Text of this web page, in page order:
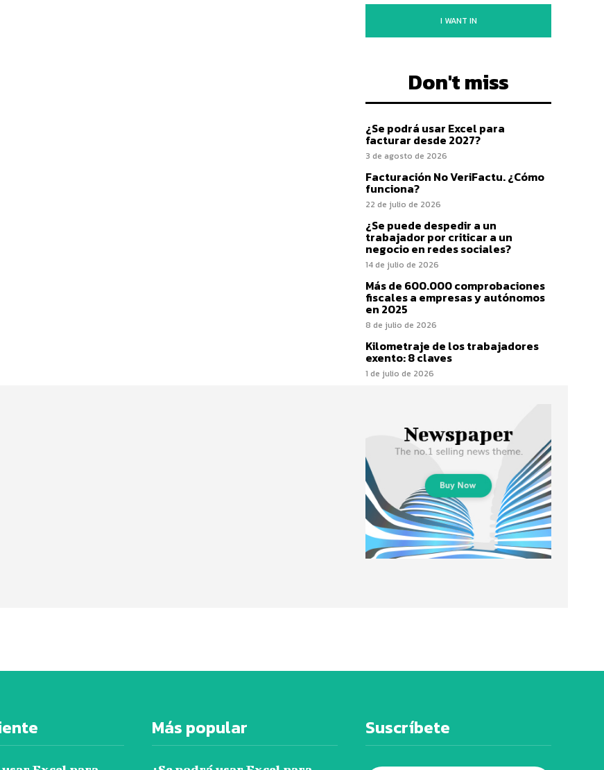
I WANT IN
Don't miss
¿Se podrá usar Excel para
facturar desde 2027?
3 de agosto de 2026
Facturación No VeriFactu. ¿Cómo
funciona?
22 de julio de 2026
¿Se puede despedir a un
trabajador por criticar a un
negocio en redes sociales?
14 de julio de 2026
Más de 600.000 comprobaciones
fiscales a empresas y autónomos
en 2025
8 de julio de 2026
Kilometraje de los trabajadores
exento: 8 claves
1 de julio de 2026
Más popular Suscríbete